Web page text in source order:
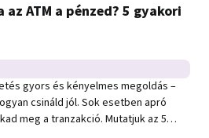
készpénzt.
ATM a pénzed? 5 gyakori
gyors és kényelmes megoldás –
csináld jól. Sok esetben apró
meg a tranzakció. Mutatjuk az 5